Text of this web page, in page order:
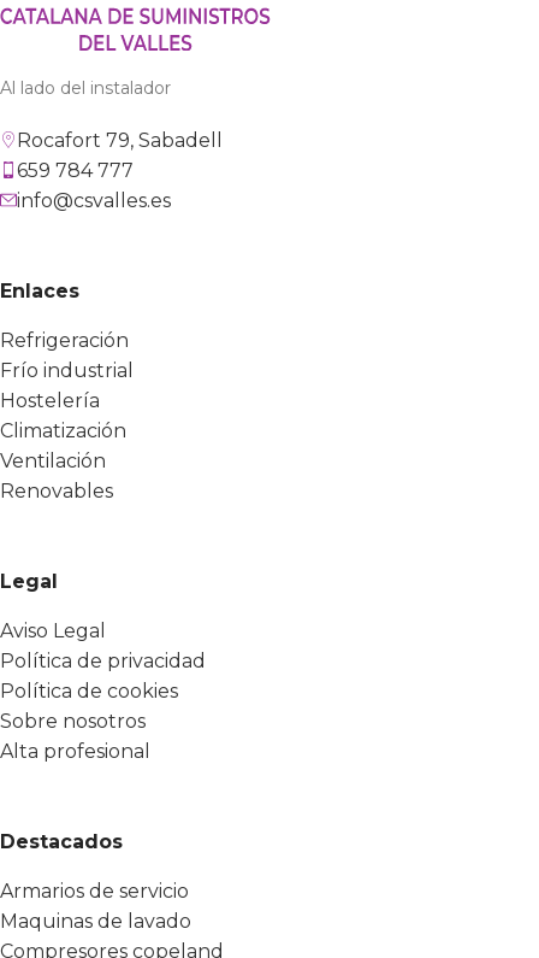
Al lado del instalador
Rocafort 79, Sabadell
659 784 777
info@csvalles.es
Enlaces
Refrigeración
Frío industrial
Hostelería
Climatización
Ventilación
Renovables
Legal
Aviso Legal
Política de privacidad
Política de cookies
Sobre nosotros
Alta profesional
Destacados
Armarios de servicio
Maquinas de lavado
Compresores copeland